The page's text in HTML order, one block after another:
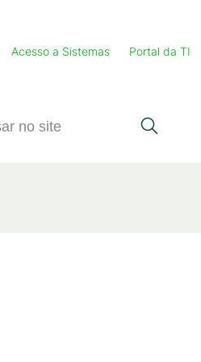
Acesso a Sistemas Portal da TI